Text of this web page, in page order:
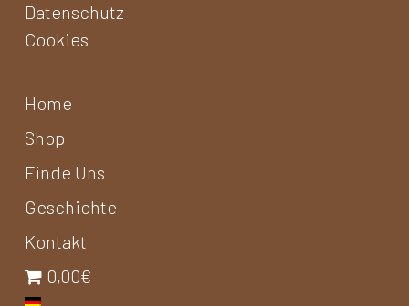
Datenschutz
Cookies
Home
Shop
Finde Uns
Geschichte
Kontakt
0,00€